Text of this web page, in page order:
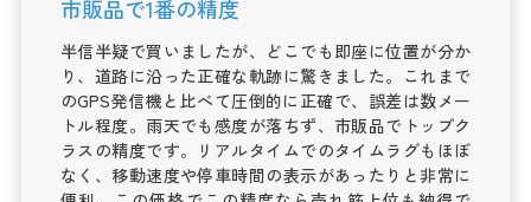
市販品で1番の精度
半信半疑で買いましたが、どこでも即座に位置が分か
り、道路に沿った正確な軌跡に驚きました。これまで
のGPS発信機と比べて圧倒的に正確で、誤差は数メー
トル程度。雨天でも感度が落ちず、市販品でトップク
ラスの精度です。リアルタイムでのタイムラグもほぼ
なく、移動速度や停車時間の表示があったりと非常に